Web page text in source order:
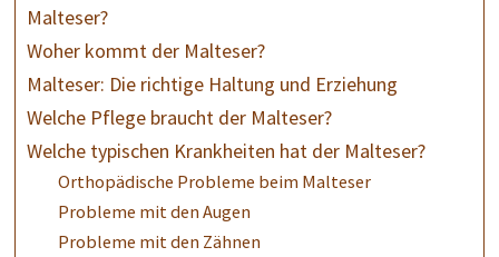
Malteser?
Woher kommt der Malteser?
Malteser: Die richtige Haltung und Erziehung
Welche Pflege braucht der Malteser?
Welche typischen Krankheiten hat der Malteser?
Orthopädische Probleme beim Malteser
Probleme mit den Augen
Probleme mit den Zähnen